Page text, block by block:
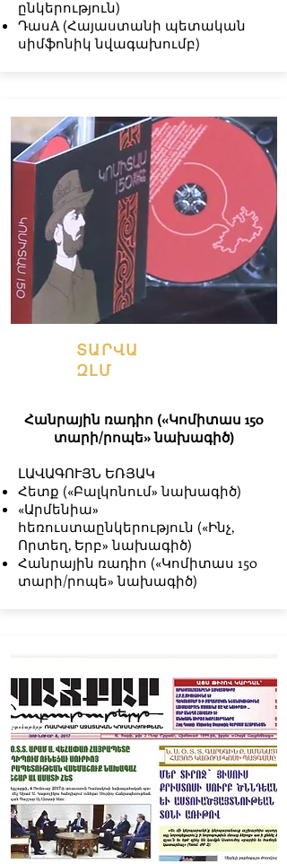
ընկերություն)
ԴասA (Հայաստանի պետական
սիմֆոնիկ նվագախումբ)
Հանրային ռադիո («Կոմիտաս 150
տարի/րոպե» նախագիծ)
ԼԱՎԱԳՈՒՅՆ ԵՌՅԱԿ
Հետք («Բալկոնում» նախագիծ)
«Արմենիա»
հեռուստաընկերություն («Ինչ,
Որտեղ, Երբ» նախագիծ)
Հանրային ռադիո («Կոմիտաս 150
տարի/րոպե» նախագիծ)
ՏԱՐՎԱ
ԶԼՄ